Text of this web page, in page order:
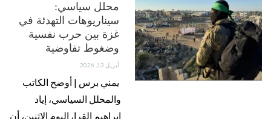
محلل سياسي:
سيناريوهات التهدئة في
غزة بين حرب نفسية
وضغوط تفاوضية
أبريل 13, 2026
يمني برس | أوضح الكاتب
والمحلل السياسي، إياد
إبراهيم القرا، اليوم الاثنين، أن